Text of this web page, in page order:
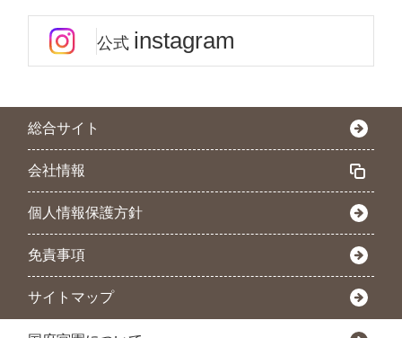
公式 instagram
総合サイト
会社情報
個人情報保護方針
免責事項
サイトマップ